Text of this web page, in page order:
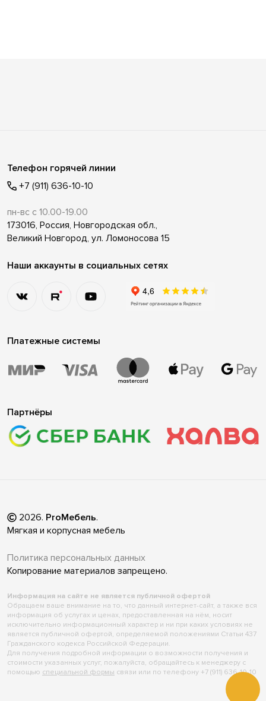
Телефон горячей линии
+7 (911) 636-10-10
пн-вс с 10.00-19.00
173016, Россия, Новгородская обл.,
Великий Новгород, ул. Ломоносова 15
Наши аккаунты в социальных сетях
Платежные системы
Партнёры
2026. ProМебель.
Мягкая и корпусная мебель
Политика персональных данных
Копирование материалов запрещено.
Информация на сайте не является публичной офертой
Обращаем ваше внимание на то, что данный интернет-сайт, а также вся
информация об услугах и ценах, предоставленная на нём, носит
исключительно информационный характер и ни при каких условиях не
является публичной офертой, определяемой положениями Статьи 437
Гражданского кодекса Российской Федерации.
Для получения подробной информации о возможности получения и
стоимости указанных услуг, пожалуйста, обращайтесь к менеджеру с
помощью специальной формы связи или по телефону +7 (911) 636-10-10